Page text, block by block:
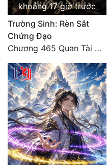
Xuyên Không
Xuyên Nhanh
Xuyên Sách
Xuyên Thư
Điền Văn
Đô Thị
Đông Phương
Đông Phương Huyền Huyễn
khoảng 17 giờ trước
Trường Sinh: Rèn Sắt
Chứng Đạo
Chương 465 Quan Tài Hé Một Khe, Tro Xám Khóa Thiên Kiêu